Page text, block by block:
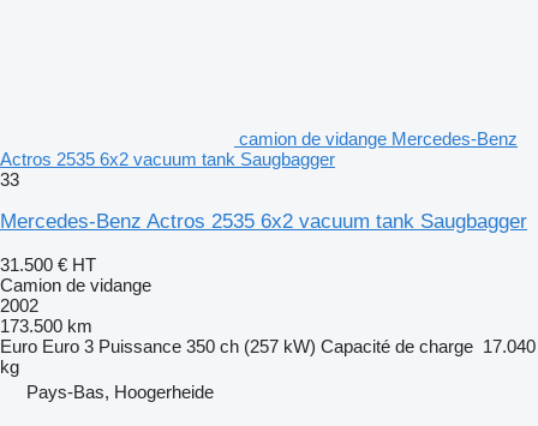
camion de vidange Mercedes-Benz
Actros 2535 6x2 vacuum tank Saugbagger
33
Mercedes-Benz Actros 2535 6x2 vacuum tank Saugbagger
31.500 € HT
Camion de vidange
2002
173.500 km
Euro Euro 3 Puissance 350 ch (257 kW) Capacité de charge 17.040
kg
Pays-Bas, Hoogerheide